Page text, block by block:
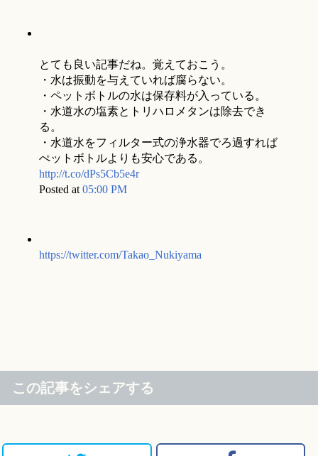
とても良い記事だね。覚えておこう。
・水は振動を与えていれば腐らない。
・ペットボトルの水は保存料が入っている。
・水道水の塩素とトリハロメタンは除去でき
る。
・水道水をフィルター式の浄水器でろ過すれば
ぺットボトルよりも安心である。
http://t.co/dPs5Cb5e4r
Posted at 05:00 PM
https://twitter.com/Takao_Nukiyama
この記事をシェアする